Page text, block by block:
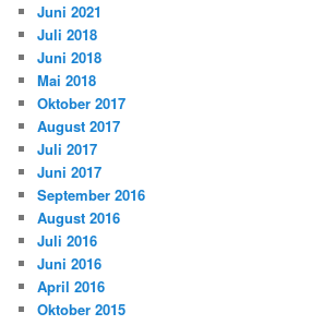
Juni 2021
Juli 2018
Juni 2018
Mai 2018
Oktober 2017
August 2017
Juli 2017
Juni 2017
September 2016
August 2016
Juli 2016
Juni 2016
April 2016
Oktober 2015